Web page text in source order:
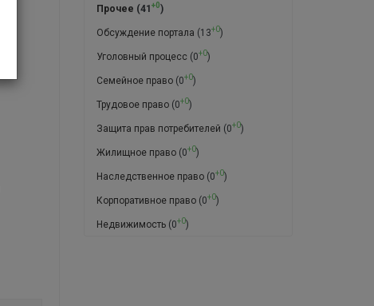
Прочее (41 +0)
Обсуждение портала (13+0)
Уголовный процесс (0+0)
Семейное право(0+0)
Трудовое право(0+0)
Защита прав потребителей (0+0)
Жилищное право(0+0)
Наследственное право(0+0)
Корпоративное право(0+0)
Недвижимость(0+0)